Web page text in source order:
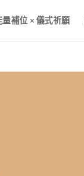
補位 × 儀式祈願